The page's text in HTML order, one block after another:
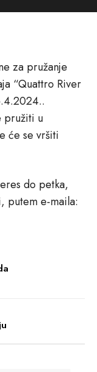
za pružanje
“Quattro River
pružiti u
će se vršiti
do petka,
putem e-maila: